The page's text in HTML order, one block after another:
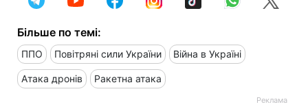
Більше по темі:
ППО Повітряні сили України Війна в Україні
Атака дронів Ракетна атака